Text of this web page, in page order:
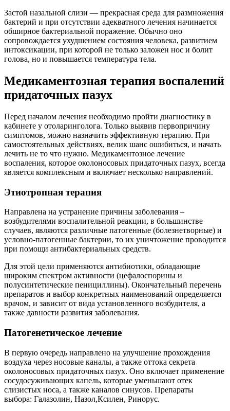
Застой назальной слизи — прекрасная среда для размножения
бактерий и при отсутствии адекватного лечения начинается
обширное бактериальной поражение. Обычно оно
сопровождается ухудшением состояния человека, развитием
интоксикации, при которой не только заложен нос и болит
голова, но и повышается температура тела.
Медикаментозная терапия воспалений
придаточных пазух
Перед началом лечения необходимо пройти диагностику в
кабинете у отоларинголога. Только выявив первопричину
симптомов, можно назначить эффективную терапию. При
самостоятельных действиях, велик шанс ошибиться, и начать
лечить не то что нужно. Медикаментозное лечение
воспаления, которое околоносовых придаточных пазух, всегда
является комплексным и включает несколько направлений.
Этиотропная терапия
Направлена на устранение причины заболевания –
возбудителями воспалительной реакции, в большинстве
случаев, являются различные патогенные (болезнетворные) и
условно-патогенные бактерии, то их уничтожение проводится
при помощи антибактериальных средств.
Для этой цели применяются антибиотики, обладающие
широким спектром активности (цефалоспорины и
полусинтетические пенициллины). Окончательный перечень
препаратов и выбор конкретных наименований определяется
врачом, и зависит от вида установленного возбудителя, а
также давности развития заболевания.
Патогенетическое лечение
В первую очередь направлено на улучшение прохождения
воздуха через носовые каналы, а также оттока секрета
околоносовых придаточных пазух. Оно включает применение
сосудосуживающих капель, которые уменьшают отек
слизистых носа, а также каналов синусов. Препараты
выбора: Галазолин, Назол,Ксилен, Ринорус.